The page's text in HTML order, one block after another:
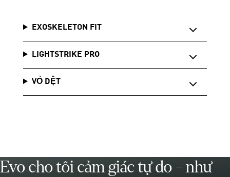
EXOSKELETON FIT
LIGHTSTRIKE PRO
VỎ DỆT
Evo cho tôi cảm giác tự do - như